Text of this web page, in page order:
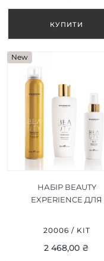
New
НАБІР ВEAUTY
EXPERIENCE ДЛЯ
ВОЛОССЯ
20006 / KIT
2 468,00 ₴